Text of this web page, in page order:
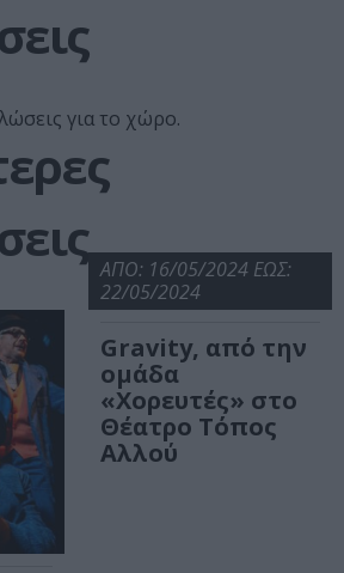
για το χώρο.
ΑΠΟ: 16/05/2024 ΕΩΣ:
22/05/2024
Gravity, από την
oμάδα
«Χορευτές» στο
Θέατρο Τόπος
Αλλού